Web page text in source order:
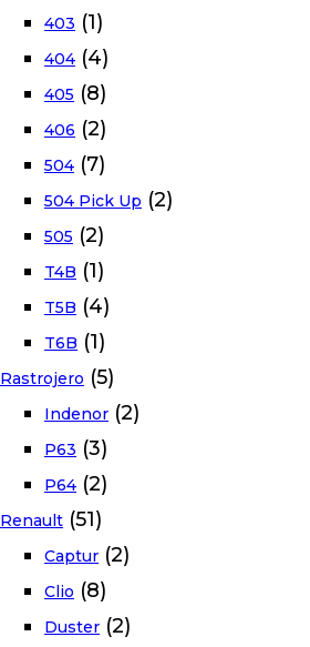
403 (1)
404 (4)
405 (8)
406 (2)
504 (7)
504 Pick Up (2)
505 (2)
T4B (1)
T5B (4)
T6B (1)
Rastrojero (5)
Indenor (2)
P63 (3)
P64 (2)
Renault (51)
Captur (2)
Clio (8)
Duster (2)